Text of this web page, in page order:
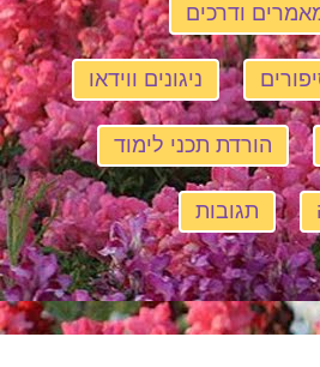
ודרכים
ניגונים ווידאו
הורדת תכני לימוד
תגובות